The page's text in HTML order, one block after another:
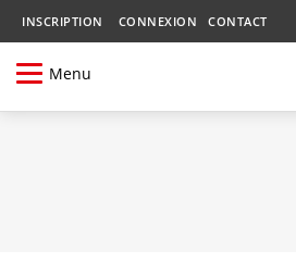
INSCRIPTION CONNEXION CONTACT
Menu